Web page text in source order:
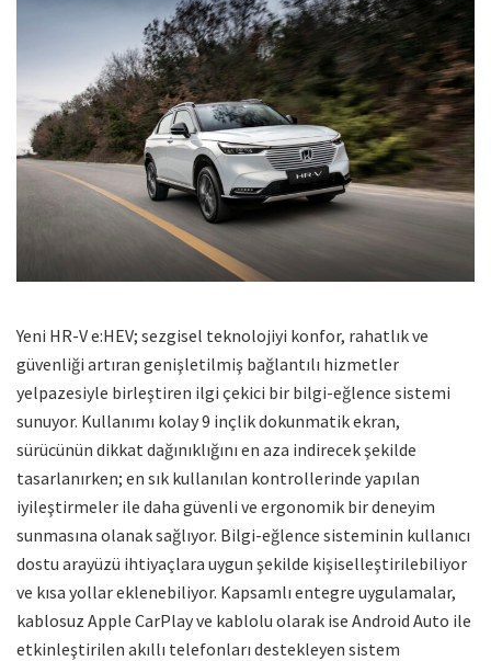
Yeni HR-V e:HEV; sezgisel teknolojiyi konfor, rahatlık ve
güvenliği artıran genişletilmiş bağlantılı hizmetler
yelpazesiyle birleştiren ilgi çekici bir bilgi-eğlence sistemi
sunuyor. Kullanımı kolay 9 inçlik dokunmatik ekran,
sürücünün dikkat dağınıklığını en aza indirecek şekilde
tasarlanırken; en sık kullanılan kontrollerinde yapılan
iyileştirmeler ile daha güvenli ve ergonomik bir deneyim
sunmasına olanak sağlıyor. Bilgi-eğlence sisteminin kullanıcı
dostu arayüzü ihtiyaçlara uygun şekilde kişiselleştirilebiliyor
ve kısa yollar eklenebiliyor. Kapsamlı entegre uygulamalar,
kablosuz Apple CarPlay ve kablolu olarak ise Android Auto ile
etkinleştirilen akıllı telefonları destekleyen sistem